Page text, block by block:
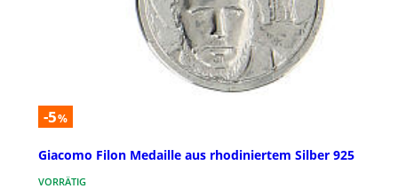
-5%
Giacomo Filon Medaille aus rhodiniertem Silber 925
VORRÄTIG